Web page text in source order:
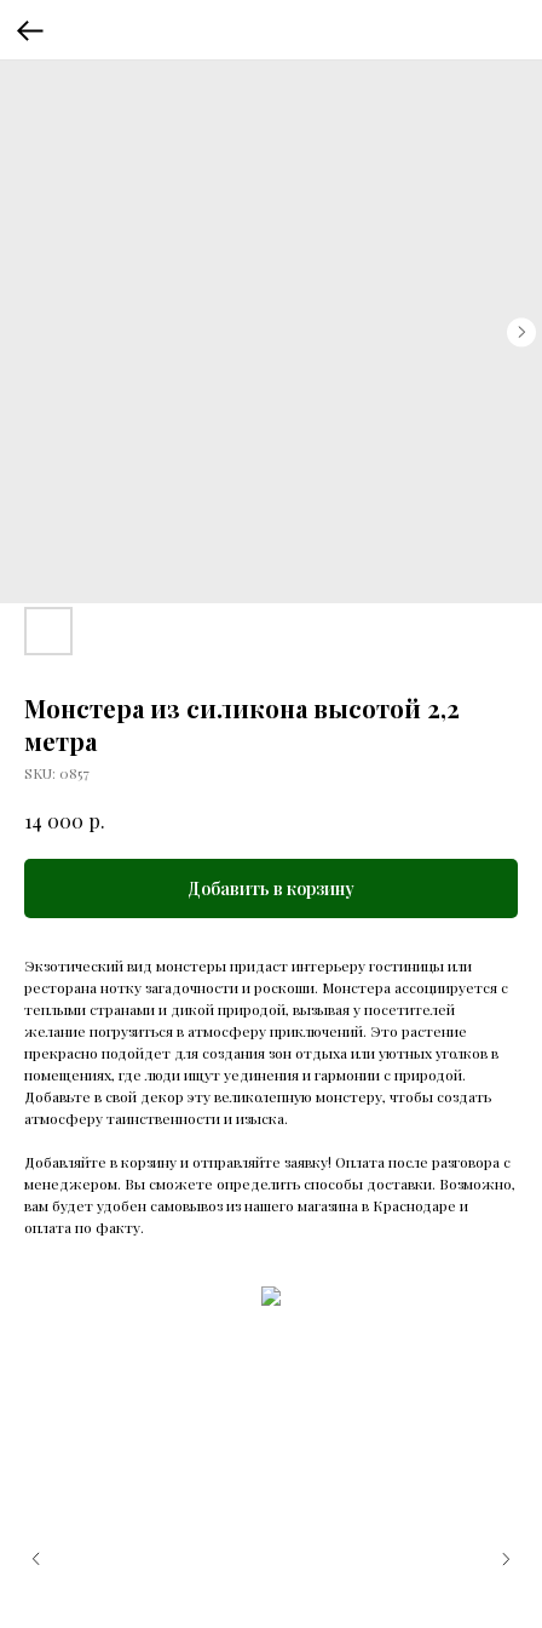
Монстера из силикона высотой 2,2
метра
SKU: 0857
14 000 р.
Добавить в корзину
Экзотический вид монстеры придаст интерьеру гостиницы или
ресторана нотку загадочности и роскоши. Монстера ассоциируется с
теплыми странами и дикой природой, вызывая у посетителей
желание погрузиться в атмосферу приключений. Это растение
прекрасно подойдет для создания зон отдыха или уютных уголков в
помещениях, где люди ищут уединения и гармонии с природой.
Добавьте в свой декор эту великолепную монстеру, чтобы создать
атмосферу таинственности и изыска.
Добавляйте в корзину и отправляйте заявку! Оплата после разговора с
менеджером. Вы сможете определить способы доставки. Возможно,
вам будет удобен самовывоз из нашего магазина в Краснодаре и
оплата по факту.